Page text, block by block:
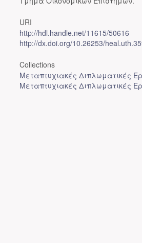
URI
http://hdl.handle.net/11615/50616
http://dx.doi.org/10.26253/
Collections
Μεταπτυχιακές Διπλωματικές
Μεταπτυχιακές Διπλωματικές